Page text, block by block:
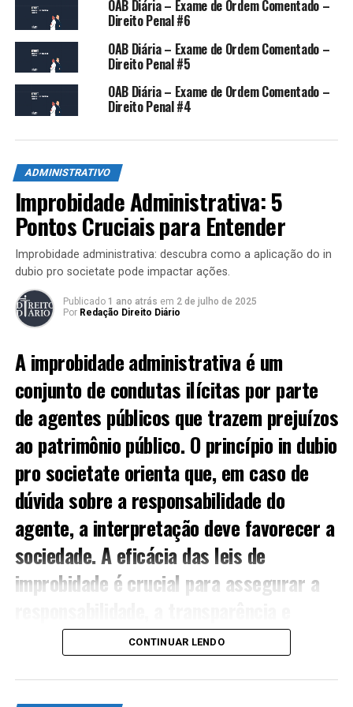
Art. 312 – Apropriar-se o
funcionário público de dinheiro,
valor ou qualquer outro bem
móvel, público ou particular, de
cargo, ou desviá-lo, em
proveito próprio ou alheio:
Pena – reclusão, de dois a doze
anos, e multa.
1º – Aplica-se a mesma
pena, se o funcionário
público, embora não tendo
a posse do dinheiro, valor
ou bem, o subtrai, ou
concorre para que seja
subtraído, em proveito
próprio ou alheio, valendo-
se de facilidade que lhe
proporciona a qualidade de
funcionário.
OAB Diária – Exame de Ordem Comentado –
Direito Penal #6
OAB Diária – Exame de Ordem Comentado –
Direito Penal #5
OAB Diária – Exame de Ordem Comentado –
Direito Penal #4
ADMINISTRATIVO
Improbidade Administrativa: 5
Pontos Cruciais para Entender
Improbidade administrativa: descubra como a aplicação do in
dubio pro societate pode impactar ações.
Publicado 1 ano atrás em 2 de julho de 2025
Por Redação Direito Diário
A improbidade administrativa é um
conjunto de condutas ilícitas por parte
de agentes públicos que trazem prejuízos
ao patrimônio público. O princípioin dubio
pro societateorienta que, em caso de
dúvida sobre a responsabilidade do
agente, a interpretação deve favorecer a
sociedade. A eficácia das leis de
improbidade é crucial para assegurar a
prevenir a corrupção. A revisão crítica
dessas leis é necessária para adaptar-se
CONTINUAR LENDO